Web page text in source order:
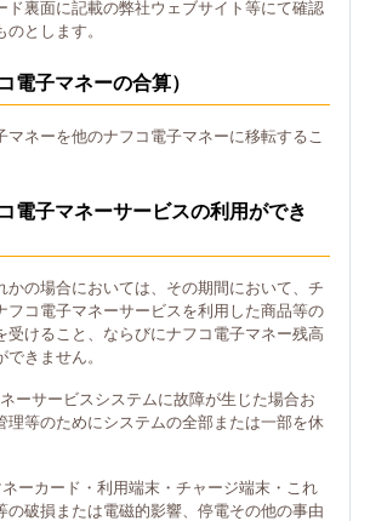
ド裏面に記載の弊社ウェブサイト等にて確認
とします。
電子マネーの合算）
マネーを他のナフコ電子マネーに移転するこ
電子マネーサービスの利用ができ
かの場合においては、その期間において、チ
フコ電子マネーサービスを利用した商品等の
受けること、ならびにナフコ電子マネー残高
きません。
ネーサービスシステムに故障が生じた場合お
理等のためにシステムの全部または一部を休
ネーカード・利用端末・チャージ端末・これ
の破損または電磁的影響、停電その他の事由